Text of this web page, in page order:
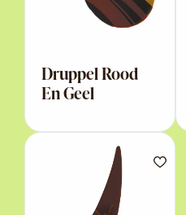
Druppel Rood
En Geel